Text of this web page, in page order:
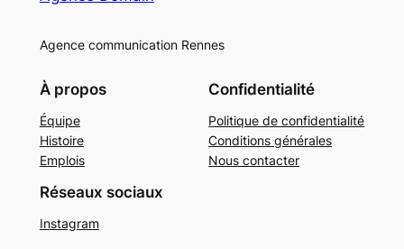
Agence communication Rennes
À propos
Équipe
Histoire
Emplois
Confidentialité
Politique de confidentialité
Conditions générales
Nous contacter
Réseaux sociaux
Instagram